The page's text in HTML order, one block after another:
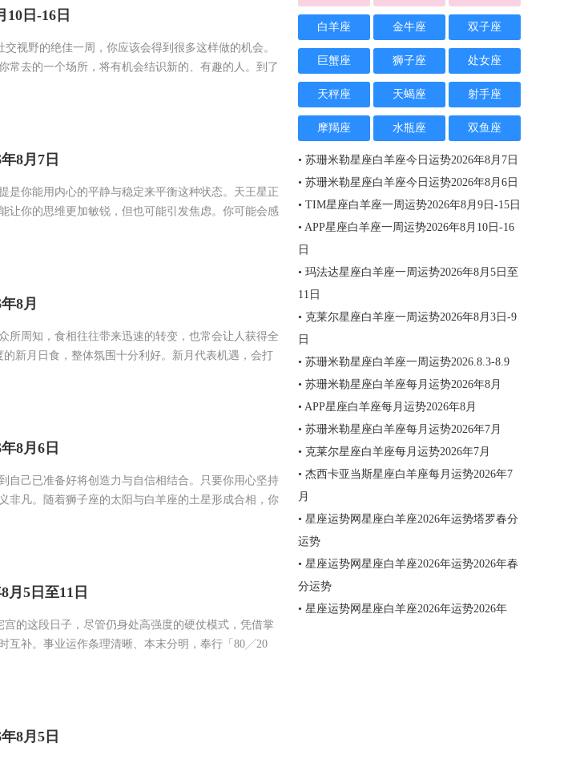
10日-16日
视野的绝佳一周，你应该会得到很多这样做的机会。
常去的一个场所，将有机会结识新的、有趣的人。到了
8月7日
是你能用内心的平静与稳定来平衡这种状态。天王星正
让你的思维更加敏锐，但也可能引发焦虑。你可能会感
8月
所周知，食相往往带来迅速的转变，也常会让人获得全
新月日食，整体氛围十分利好。新月代表机遇，会打
8月6日
自己已准备好将创造力与自信相结合。只要你用心坚持
非凡。随着狮子座的太阳与白羊座的土星形成合相，你
月5日至11日
的这段日子，尽管仍身处高强度的硬仗模式，凭借掌
互补。事业运作条理清晰、本末分明，奉行「80╱20
8月5日
白羊座 金牛座 双子座
巨蟹座 狮子座 处女座
天秤座 天蝎座 射手座
摩羯座 水瓶座 双鱼座
• 苏珊米勒星座白羊座今日运势2026年8月7日
• 苏珊米勒星座白羊座今日运势2026年8月6日
• TIM星座白羊座一周运势2026年8月9日-15日
• APP星座白羊座一周运势2026年8月10日-16
日
• 玛法达星座白羊座一周运势2026年8月5日至
11日
• 克莱尔星座白羊座一周运势2026年8月3日-9
日
• 苏珊米勒星座白羊座一周运势2026.8.3-8.9
• 苏珊米勒星座白羊座每月运势2026年8月
• APP星座白羊座每月运势2026年8月
• 苏珊米勒星座白羊座每月运势2026年7月
• 克莱尔星座白羊座每月运势2026年7月
• 杰西卡亚当斯星座白羊座每月运势2026年7
月
• 星座运势网星座白羊座2026年运势塔罗春分
运势
• 星座运势网星座白羊座2026年运势2026年春
分运势
• 星座运势网星座白羊座2026年运势2026年